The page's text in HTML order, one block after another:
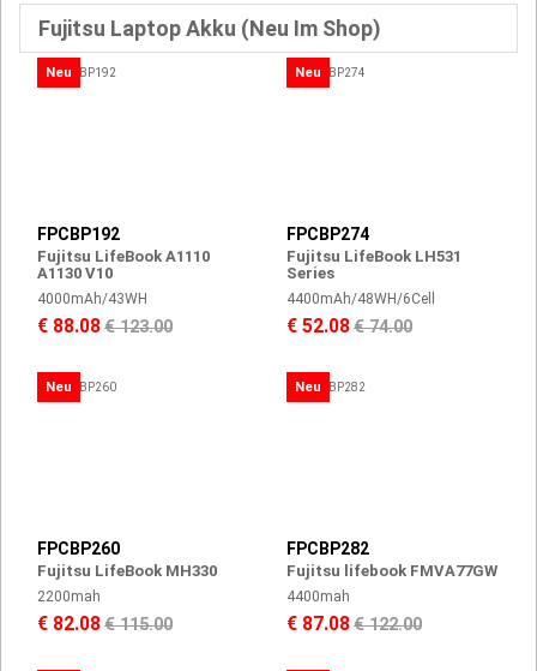
Fujitsu Laptop Akku (Neu Im Shop)
Neu
FPCBP192
Fujitsu LifeBook A1110
A1130 V10
4000mAh/43WH
€ 88.08€ 123.00
Neu
FPCBP274
Fujitsu LifeBook LH531
Series
4400mAh/48WH/6Cell
€ 52.08€ 74.00
Neu
FPCBP260
Fujitsu LifeBook MH330
2200mah
€ 82.08€ 115.00
Neu
FPCBP282
Fujitsu lifebook FMVA77GW
4400mah
€ 87.08€ 122.00